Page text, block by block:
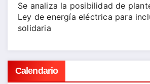
Se analiza la posibilidad de
Ley de energía eléctrica para
solidaria
Calendario